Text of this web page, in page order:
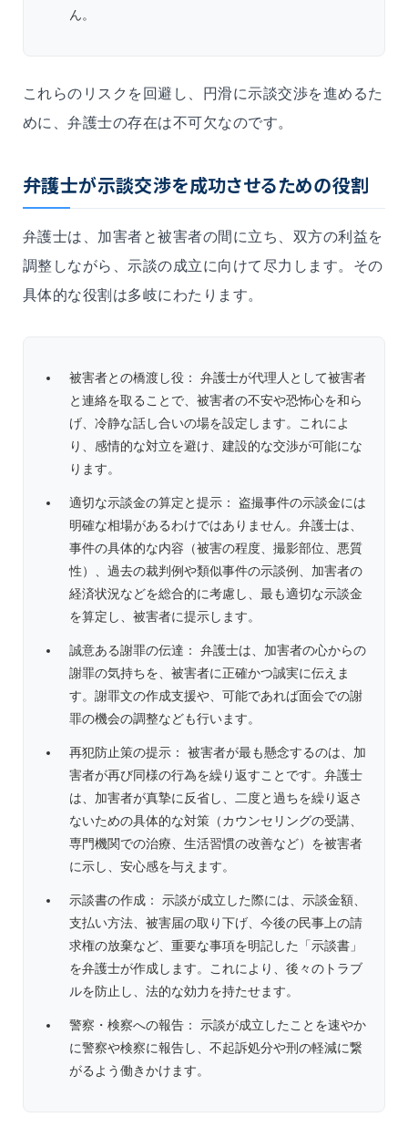
ん。
これらのリスクを回避し、円滑に示談交渉を進めるた
めに、弁護士の存在は不可欠なのです。
弁護士が示談交渉を成功させるための役割
弁護士は、加害者と被害者の間に立ち、双方の利益を
調整しながら、示談の成立に向けて尽力します。その
具体的な役割は多岐にわたります。
被害者との橋渡し役： 弁護士が代理人として被害者
と連絡を取ることで、被害者の不安や恐怖心を和ら
げ、冷静な話し合いの場を設定します。これによ
り、感情的な対立を避け、建設的な交渉が可能にな
ります。
適切な示談金の算定と提示： 盗撮事件の示談金には
明確な相場があるわけではありません。弁護士は、
事件の具体的な内容（被害の程度、撮影部位、悪質
性）、過去の裁判例や類似事件の示談例、加害者の
経済状況などを総合的に考慮し、最も適切な示談金
を算定し、被害者に提示します。
誠意ある謝罪の伝達： 弁護士は、加害者の心からの
謝罪の気持ちを、被害者に正確かつ誠実に伝えま
す。謝罪文の作成支援や、可能であれば面会での謝
罪の機会の調整なども行います。
再犯防止策の提示： 被害者が最も懸念するのは、加
害者が再び同様の行為を繰り返すことです。弁護士
は、加害者が真摯に反省し、二度と過ちを繰り返さ
ないための具体的な対策（カウンセリングの受講、
専門機関での治療、生活習慣の改善など）を被害者
に示し、安心感を与えます。
示談書の作成： 示談が成立した際には、示談金額、
支払い方法、被害届の取り下げ、今後の民事上の請
求権の放棄など、重要な事項を明記した「示談書」
を弁護士が作成します。これにより、後々のトラブ
ルを防止し、法的な効力を持たせます。
警察・検察への報告： 示談が成立したことを速やか
に警察や検察に報告し、不起訴処分や刑の軽減に繋
がるよう働きかけます。